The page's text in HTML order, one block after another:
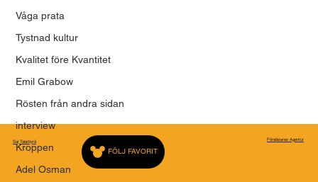
Våga prata
Tystnad kultur
Kvalitet före Kvantitet
Emil Grabow
Rösten från andra sidan
interview
Kroppen
Adel Osman
Saj Talarbyrå Föreläsares Agentur
FÖLJ FAVORIT